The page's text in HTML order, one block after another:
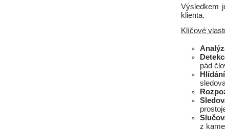
Výsledkem
klienta.
Klíčové
pád
z